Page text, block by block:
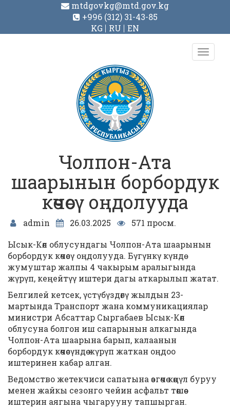
mtdgovkg@mtd.gov.kg
+996 (312) 31-43-85
KG
RU EN
Toggle
Чолпон-Ата
шаарынын борбордук
көчөсү оңдолууда
admin 26.03.2025
571 просм.
Ысык-Көл облусундагы Чолпон-Ата шаарынын
борбордук көчөсү оңдолууда. Бүгүнкү күндө
жумуштар жалпы 4 чакырым аралыгында
жүрүп, кеңейтүү иштери дагы аткарылып жатат.
Белгилей кетсек, үстүбүздөгү жылдын 23-
мартында Транспорт жана коммуникациялар
министри Абсаттар Сыргабаев Ысык-Көл
облусуна болгон иш сапарынын алкагында
Чолпон-Ата шаарына барып, калаанын
борбордук көчөсүндө жүрүп жаткан оңдоо
иштеринен кабар алган.
Ведомство жетекчиси сапатына өзгөчө көңүл буруу
менен жайкы сезонго чейин асфальт төшөө
иштерин аягына чыгарууну тапшырган.